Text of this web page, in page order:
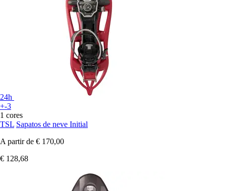
24h
+-3
1 cores
TSL Sapatos de neve Initial
A partir de € 170,00
€ 128,68